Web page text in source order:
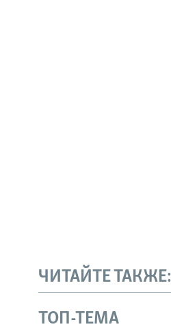
ЧИТАЙТЕ ТАКЖЕ:
ТОП-ТЕМА